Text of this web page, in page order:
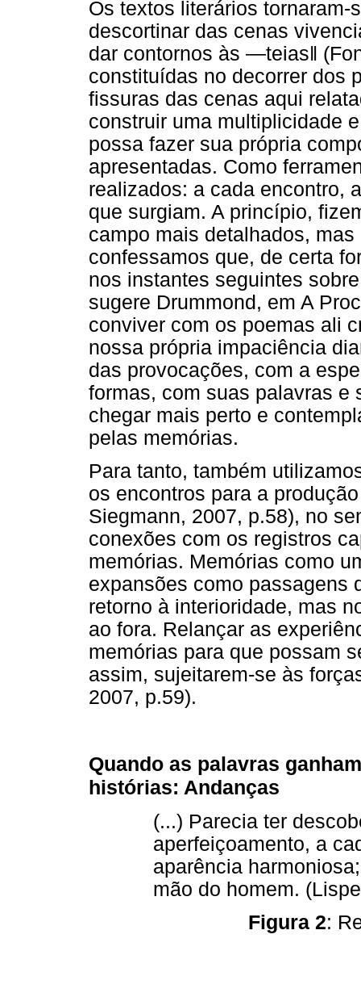
Os textos literários
descortinar das cenas
dar contornos às ―teias‖
constituídas no decorrer dos
fissuras das cenas aqui
construir uma multiplicidade
possa fazer sua própria
apresentadas. Como
realizados: a cada encontro,
que surgiam. A princípio,
campo mais detalhados,
confessamos que, de certa
nos instantes seguintes
sugere Drummond, em A
conviver com os poemas ali
nossa própria impaciência
das provocações, com a
formas, com suas palavras e
chegar mais perto e
pelas memórias.
Para tanto, também
os encontros para a
Siegmann, 2007, p.58), no
conexões com os registros
memórias. Memórias como
expansões como passagens
retorno à interioridade, mas
ao fora. Relançar as
memórias para que possam
assim, sujeitarem-se às
2007, p.59).
Quando as palavras
histórias: Andanças
(...) Parecia ter
aperfeiçoamento, a
aparência
mão do homem.
Figura 2: